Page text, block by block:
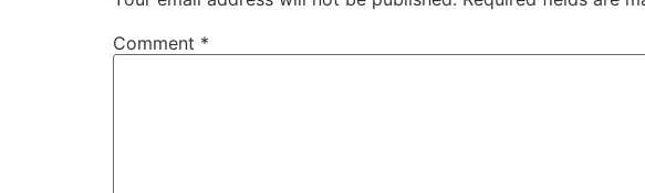
Comment *